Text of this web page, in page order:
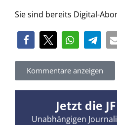
Sie sind bereits Digital-
Kommentare anzeigen
Jetzt die
Unabhängigen